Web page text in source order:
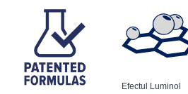
Efectul Luminol